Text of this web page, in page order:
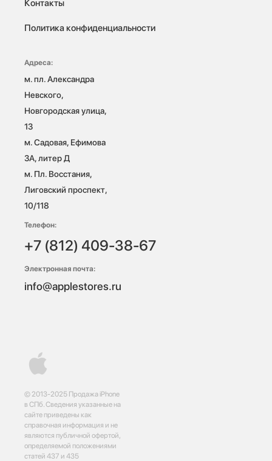
© 2013-2025 Продажа iPhone
в СПб. Сведения указанные на
сайте приведены как
справочная информация и не
являются публичной офертой,
определяемой положениями
статей 437 и 435
Контакты
Политика конфиденциальности
Адреса:
м. пл. Александра
Невского,
Новгородская улица,
13
м. Садовая, Ефимова
3А, литер Д
м. Пл. Восстания,
Лиговский проспект,
10/118
Телефон:
+7 (812) 409-38-67
Электронная почта:
info@applestores.ru